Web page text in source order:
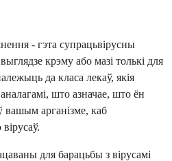
- гэта супрацьвірусны
крэму або мазі толькі для
да класа лекаў, якія
што азначае, што ён
вашым арганізме, каб
для барацьбы з вірусамі